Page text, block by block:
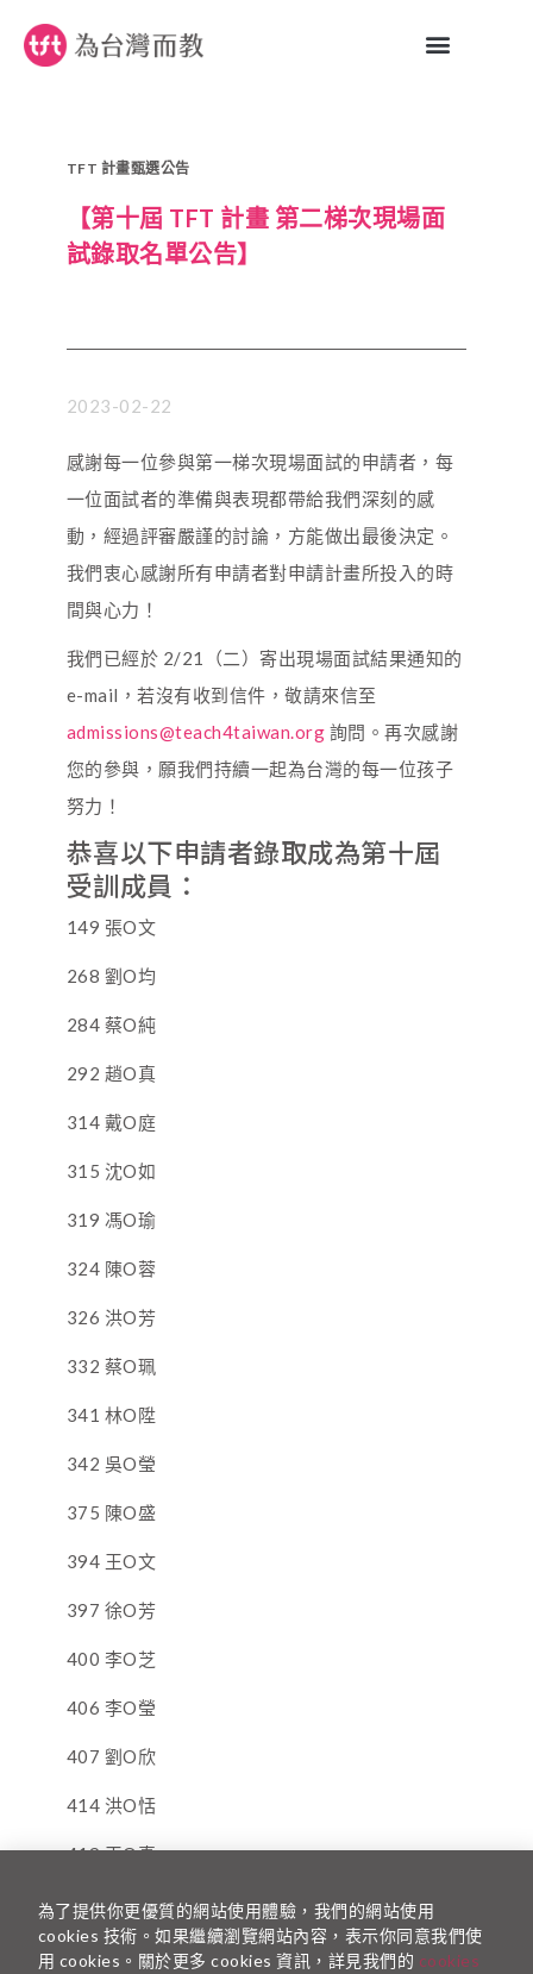
TFT 計畫甄選公告
【第十屆 TFT 計畫 第二梯次現場面
試錄取名單公告】
2023-02-22
感謝每一位參與第一梯次現場面試的申請者，每
一位面試者的準備與表現都帶給我們深刻的感
動，經過評審嚴謹的討論，方能做出最後決定。
我們衷心感謝所有申請者對申請計畫所投入的時
間與心力！
我們已經於 2/21（二）寄出現場面試結果通知的
e-mail，若沒有收到信件，敬請來信至
admissions@teach4taiwan.org 詢問。再次感謝
您的參與，願我們持續一起為台灣的每一位孩子
努力！
恭喜以下申請者錄取成為第十屆
受訓成員：
149 張O文
268 劉O均
284 蔡O純
292 趙O真
314 戴O庭
315 沈O如
319 馮O瑜
324 陳O蓉
326 洪O芳
332 蔡O珮
341 林O陞
342 吳O瑩
375 陳O盛
394 王O文
397 徐O芳
400 李O芝
406 李O瑩
407 劉O欣
414 洪O恬
419 王O真
434 陳O慈
453 廖O郁
為了提供你更優質的網站使用體驗，我們的網站使用
cookies 技術。如果繼續瀏覽網站內容，表示你同意我們使
用 cookies。關於更多 cookies 資訊，詳見我們的 cookies